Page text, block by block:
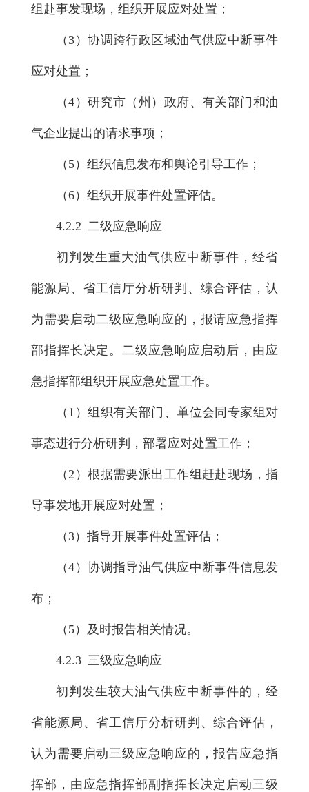
组赴事发现场，组织开展应对处置；
（3）协调跨行政区域油气供应中断事件
应对处置；
（4）研究市（州）政府、有关部门和油
气企业提出的请求事项；
（5）组织信息发布和舆论引导工作；
（6）组织开展事件处置评估。
4.2.2 二级应急响应
初判发生重大油气供应中断事件，经省
能源局、省工信厅分析研判、综合评估，认
为需要启动二级应急响应的，报请应急指挥
部指挥长决定。二级应急响应启动后，由应
急指挥部组织开展应急处置工作。
（1）组织有关部门、单位会同专家组对
事态进行分析研判，部署应对处置工作；
（2）根据需要派出工作组赶赴现场，指
导事发地开展应对处置；
（3）指导开展事件处置评估；
（4）协调指导油气供应中断事件信息发
布；
（5）及时报告相关情况。
4.2.3 三级应急响应
初判发生较大油气供应中断事件的，经
省能源局、省工信厅分析研判、综合评估，
认为需要启动三级应急响应的，报告应急指
挥部，由应急指挥部副指挥长决定启动三级